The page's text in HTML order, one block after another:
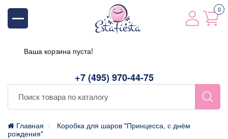
+7 (495) 970-44-75
0
Ваша корзина пуста!
Главная
Коробка для шаров "Принцесса, с днём
рождения"